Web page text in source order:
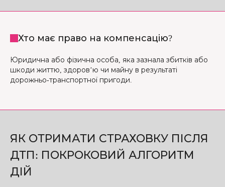
Хто має право на компенсацію?
Юридична або фізична особа, яка зазнала збитків або
шкоди життю, здоров’ю чи майну в результаті
дорожньо-транспортної пригоди.
ЯК ОТРИМАТИ СТРАХОВКУ ПІСЛЯ
ДТП: ПОКРОКОВИЙ АЛГОРИТМ
ДІЙ